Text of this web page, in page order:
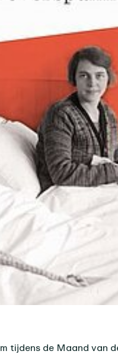
tijdens de Maand van